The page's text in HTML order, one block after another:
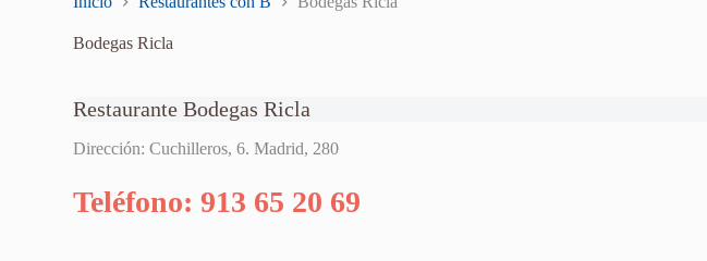
Bodegas Ricla
Restaurante Bodegas Ricla
Dirección: Cuchilleros, 6. Madrid, 280
Teléfono: 913 65 20 69